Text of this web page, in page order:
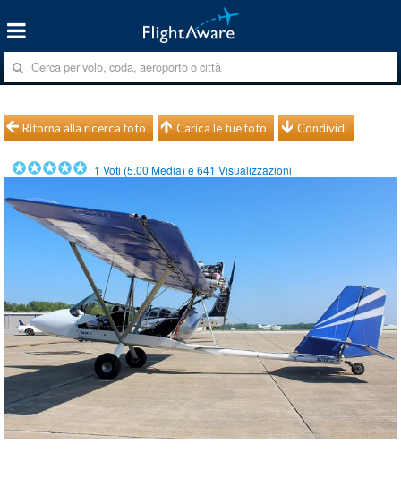
Ritorna alla ricerca foto Carica le tue foto Condividi
1 Voti (5.00 Media) e641 Visualizzazioni